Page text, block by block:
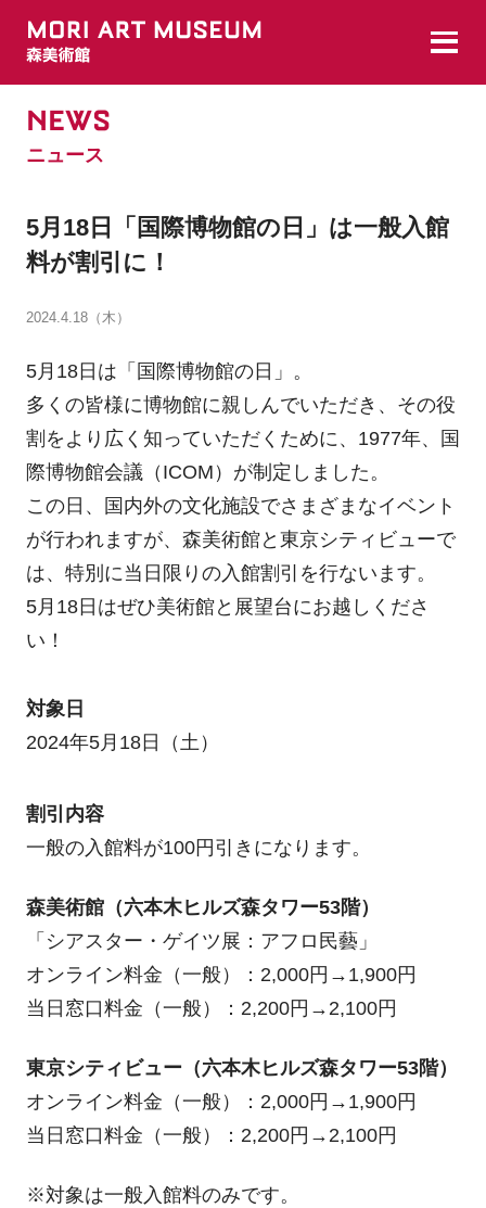
NEWS
ニュース
5月18日「国際博物館の日」は一般入館
料が割引に！
2024.4.18（木）
5月18日は「国際博物館の日」。
多くの皆様に博物館に親しんでいただき、その役
割をより広く知っていただくために、1977年、国
際博物館会議（ICOM）が制定しました。
この日、国内外の文化施設でさまざまなイベント
が行われますが、森美術館と東京シティビューで
は、特別に当日限りの入館割引を行ないます。
5月18日はぜひ美術館と展望台にお越しくださ
い！
対象日
2024年5月18日（土）
割引内容
一般の入館料が100円引きになります。
森美術館（六本木ヒルズ森タワー53階）
「シアスター・ゲイツ展：アフロ民藝」
オンライン料金（一般）：2,000円→1,900円
当日窓口料金（一般）：2,200円→2,100円
東京シティビュー（六本木ヒルズ森タワー53階）
オンライン料金（一般）：2,000円→1,900円
当日窓口料金（一般）：2,200円→2,100円
※対象は一般入館料のみです。